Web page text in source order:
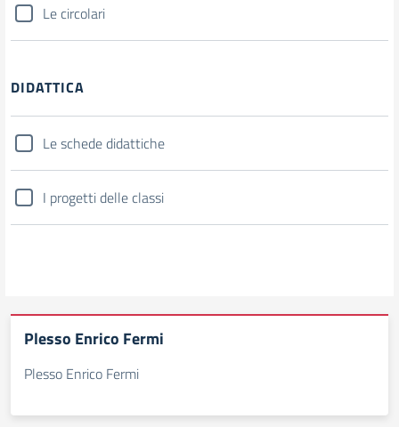
Le circolari
DIDATTICA
Le schede didattiche
I progetti delle classi
Plesso Enrico Fermi
Plesso Enrico Fermi